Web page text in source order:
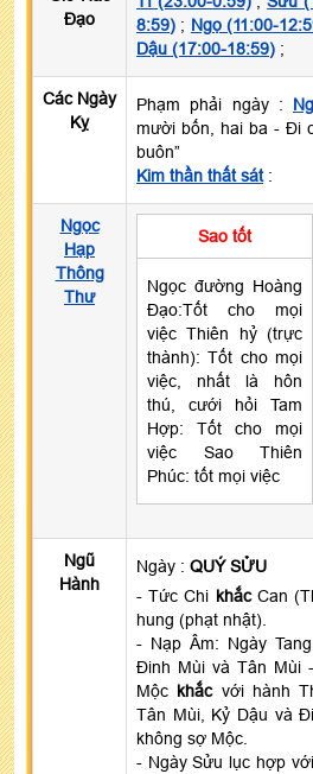
Đạo
8:59) ; Ngọ (11:00-
Dậu (17:00-18:59) ;
Các Ngày
Kỵ
Phạm phải ngày :
mười bốn, hai ba - Đi
buôn”
Kim thần thất sát:
Ngọc
Hạp
Thông
Thư
Sao tốt
Ngọc đường Hoàng
Đạo:Tốt cho mọi
việc Thiên hỷ (trực
thành): Tốt cho mọi
việc, nhất là hôn
thú, cưới hỏi Tam
Hợp: Tốt cho mọi
việc Sao Thiên
Phúc: tốt mọi việc
Ngũ
Hành
Ngày : QUÝ SỬU
- Tức Chi khắcCan
hung (phạt nhật).
- Nạp Âm: Ngày
Đinh Mùi và Tân Mùi
Mộc khắcvới hành
Tân Mùi, Kỷ Dậu và
không sợ Mộc.
- Ngày Sửu lục hợp